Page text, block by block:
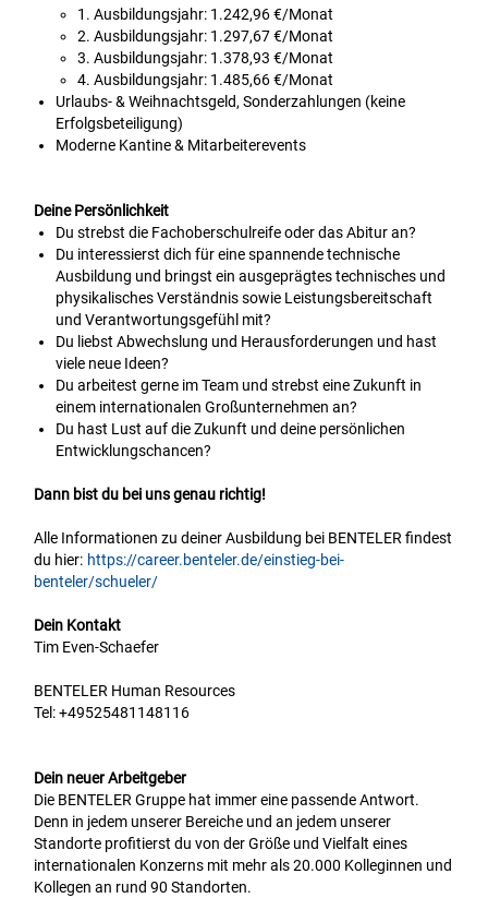
1. Ausbildungsjahr: 1.242,96 €/Monat
2. Ausbildungsjahr: 1.297,67 €/Monat
3. Ausbildungsjahr: 1.378,93 €/Monat
4. Ausbildungsjahr: 1.485,66 €/Monat
Urlaubs- & Weihnachtsgeld, Sonderzahlungen (keine
Erfolgsbeteiligung)
Moderne Kantine & Mitarbeiterevents
Deine Persönlichkeit
Du strebst die Fachoberschulreife oder das Abitur an?
Du interessierst dich für eine spannende technische
Ausbildung und bringst ein ausgeprägtes technisches und
physikalisches Verständnis sowie Leistungsbereitschaft
und Verantwortungsgefühl mit?
Du liebst Abwechslung und Herausforderungen und hast
viele neue Ideen?
Du arbeitest gerne im Team und strebst eine Zukunft in
einem internationalen Großunternehmen an?
Du hast Lust auf die Zukunft und deine persönlichen
Entwicklungschancen?
Dann bist du bei uns genau richtig!
Alle Informationen zu deiner Ausbildung bei BENTELER findest
du hier: https://career.benteler.de/einstieg-bei-
benteler/schueler/
Dein Kontakt
Tim Even-Schaefer
BENTELER Human Resources
Tel:+49525481148116
Dein neuer Arbeitgeber
Die BENTELER Gruppe hat immer eine passende Antwort.
Denn in jedem unserer Bereiche und an jedem unserer
Standorte profitierst du von der Größe und Vielfalt eines
internationalen Konzerns mit mehr als 20.000 Kolleginnen und
Kollegen an rund 90 Standorten.